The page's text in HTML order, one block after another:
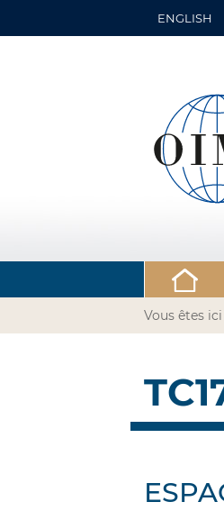
ENGLISH
Vous êtes ici